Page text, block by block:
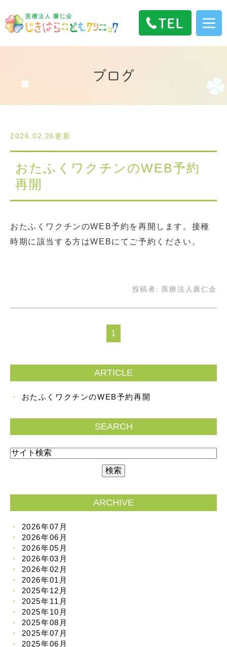
ブログ
2026.02.26更新
おたふくワクチンのWEB予約
再開
おたふくワクチンのWEB予約を再開します。接種
時期に該当する方はWEBにてご予約ください。
投稿者: 医療法人廣仁会
1
ARTICLE
おたふくワクチンのWEB予約再開
SEARCH
ARCHIVE
2026年07月
2026年06月
2026年05月
2026年03月
2026年02月
2026年01月
2025年12月
2025年11月
2025年10月
2025年08月
2025年07月
2025年06月